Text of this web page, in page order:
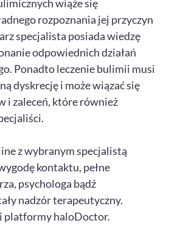
wiąże się
rozpoznania jej przyczyn
specjalista posiada wiedzę
odpowiednich działań
Ponadto leczenie bulimii musi
dyskrecję i może wiązać się
i zaleceń, które również
z wybranym specjalistą
kontaktu, pełne
psychologa bądź
nadzór terapeutyczny.
platformy haloDoctor.